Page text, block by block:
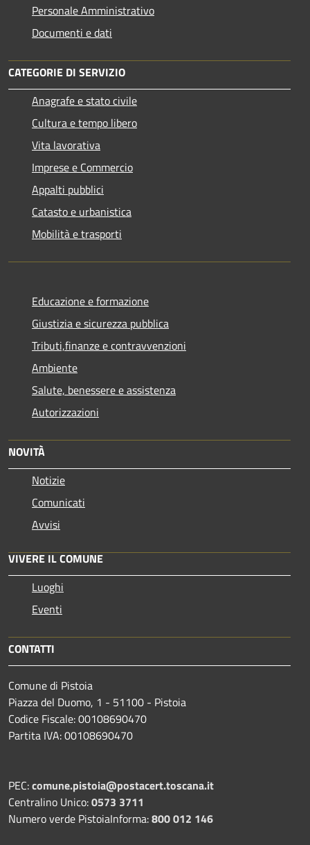
Personale Amministrativo
Documenti e dati
CATEGORIE DI SERVIZIO
Anagrafe e stato civile
Cultura e tempo libero
Vita lavorativa
Imprese e Commercio
Appalti pubblici
Catasto e urbanistica
Mobilità e trasporti
Educazione e formazione
Giustizia e sicurezza pubblica
Tributi,finanze e contravvenzioni
Ambiente
Salute, benessere e assistenza
Autorizzazioni
NOVITÀ
Notizie
Comunicati
Avvisi
VIVERE IL COMUNE
Luoghi
Eventi
CONTATTI
Comune di Pistoia
Piazza del Duomo, 1 - 51100 - Pistoia
Codice Fiscale: 00108690470
Partita IVA: 00108690470
PEC:comune.pistoia@postacert.toscana.it
Centralino Unico:0573 3711
Numero verde PistoiaInforma:800 012 146